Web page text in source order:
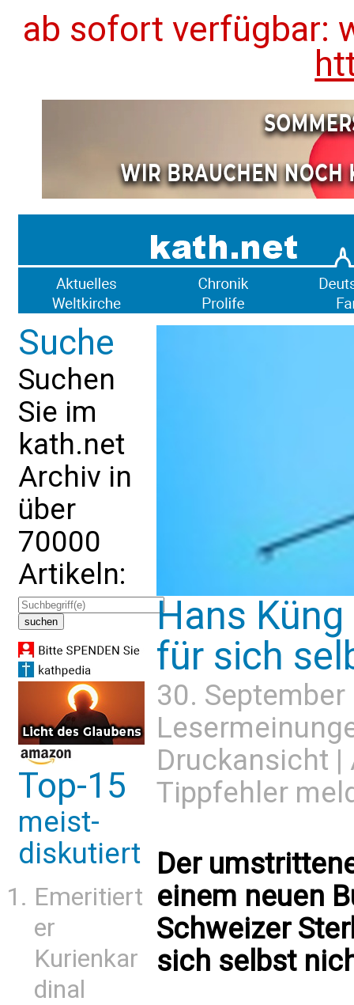
ab sofort verfügbar:
Suche
Suchen
Sie im
kath.net
Archiv in
über
70000
Artikeln:
Top-15
meist-
diskutiert
Emeritiert
er
Kurienkar
dinal
Hans
für sich
30.
Druckansicht |
Tippfehler
Der
einem neuen
Schweizer
sich selbst